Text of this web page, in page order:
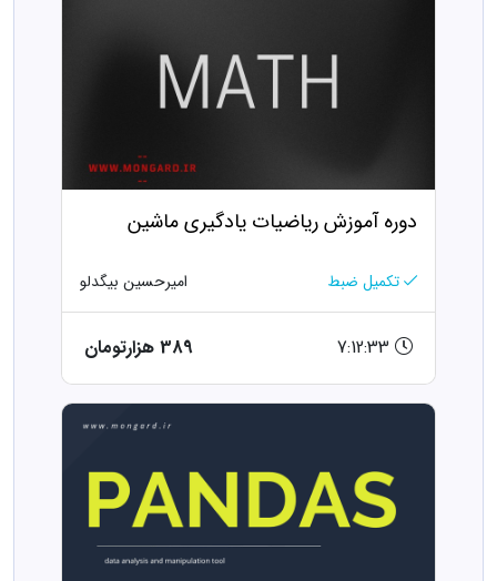
دوره آموزش ریاضیات یادگیری ماشین
تکمیل ضبط امیرحسین بیگدلو
389 هزارتومان